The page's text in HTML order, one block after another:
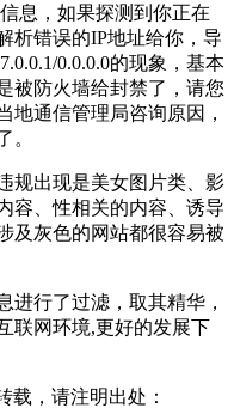
息，如果探测到你正在
析错误的IP地址给你，导
0.0.0.0的现象，基本
被防火墙给封禁了，请您
地通信管理局咨询原因，
。
规出现是美女图片类、影
容、性相关的内容、诱导
及灰色的网站都很容易被
进行了过滤，取其精华，
联网环境,更好的发展下
载，请注明出处：